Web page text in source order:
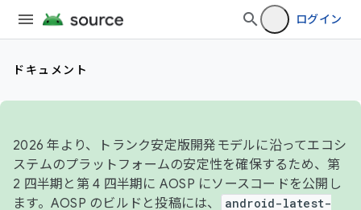
ログイン
ドキュメント
2026 年より、トランク安定版開発モデルに沿ってエコシ
ステムのプラットフォームの安定性を確保するため、第
2 四半期と第 4 四半期に AOSP にソースコードを公開し
ます。AOSP のビルドと投稿には、
android-latest-